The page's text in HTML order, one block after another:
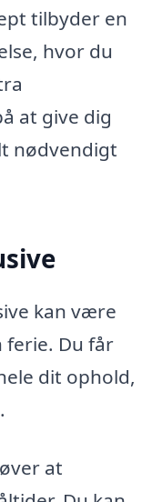
tilbyder en
hvor du
at give dig
nødvendigt
kan være
Du får
dit ophold,
at